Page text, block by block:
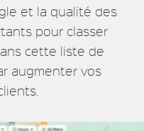
et la qualité des
pour classer
cette liste de
augmenter vos